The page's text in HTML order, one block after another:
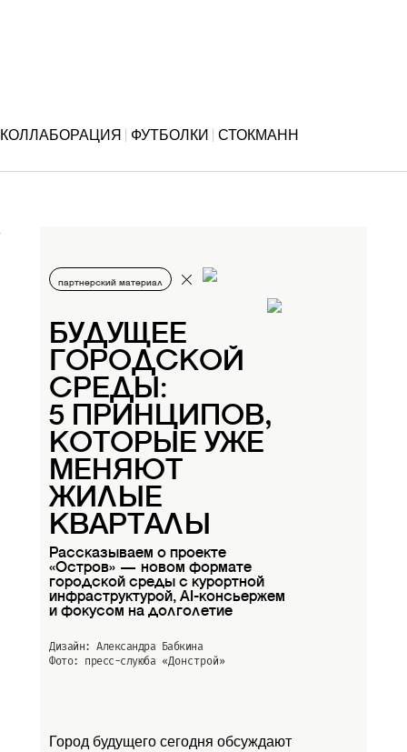
КОЛЛАБОРАЦИЯ ФУТБОЛКИ СТОКМАНН
партнерский материал
БУДУЩЕЕ
ГОРОДСКОЙ
СРЕДЫ:
5 ПРИНЦИПОВ,
КОТОРЫЕ УЖЕ
МЕНЯЮТ
ЖИЛЫЕ
КВАРТАЛЫ
Рассказываем о проекте
«Остров» — новом формате
городской среды с курортной
инфраструктурой, AI-консьержем
и фокусом на долголетие
Дизайн: Александра Бабкина
Фото: пресс-слуюба «Донстрой»
Город будущего сегодня обсуждают